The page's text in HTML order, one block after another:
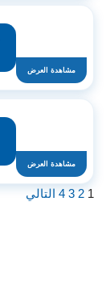
مشاهدة العرض
مشاهدة العرض
1
2
3
4 التالي